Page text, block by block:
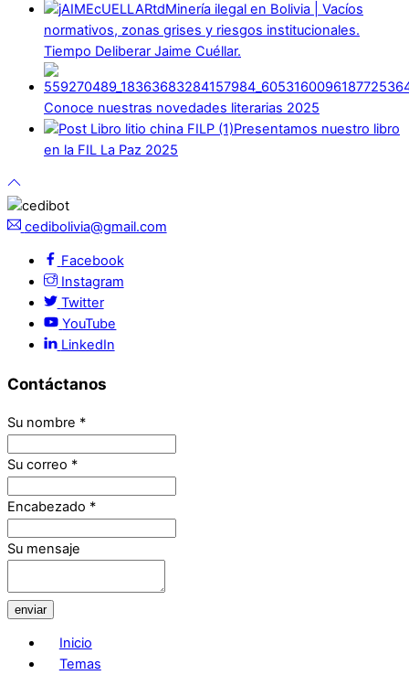
Minería ilegal en Bolivia | Vacíos
normativos, zonas grises y riesgos institucionales.
Tiempo Deliberar Jaime Cuéllar.
Conoce nuestras novedades literarias 2025
Presentamos nuestro libro
en la FIL La Paz 2025
cedibolivia@gmail.com
Facebook
Instagram
Twitter
YouTube
LinkedIn
Contáctanos
Su nombre *
Su correo *
Encabezado *
Su mensaje
enviar
Inicio
Temas